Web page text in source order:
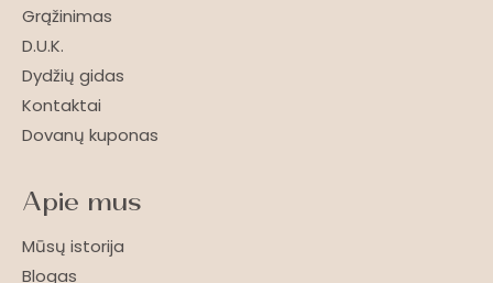
Grąžinimas
D.U.K.
Dydžių gidas
Kontaktai
Dovanų kuponas
Apie mus
Mūsų istorija
Blogas